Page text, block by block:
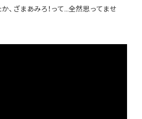
、ざまあみろ！って…全然思ってませ